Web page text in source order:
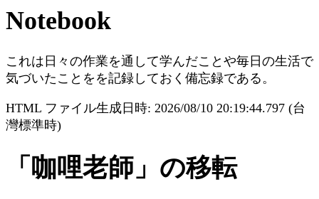
Notebook
これは日々の作業を通して学んだことや毎日の生活で
気づいたことをを記録しておく備忘録である。
HTML ファイル生成日時: 2026/08/10 20:19:44.797 (台
灣標準時)
「咖哩老師」の移転